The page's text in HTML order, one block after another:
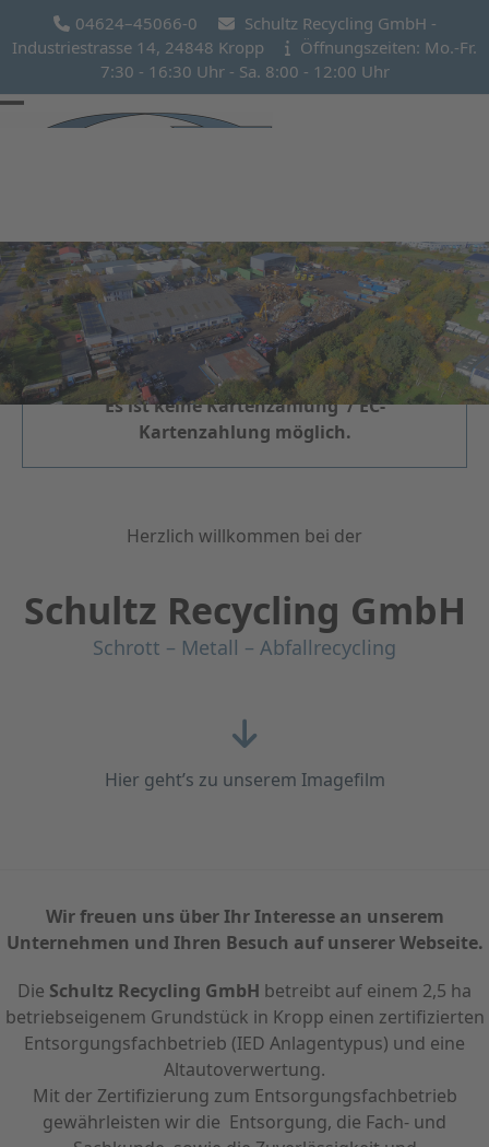
to
04624–45066-0
Schultz Recycling GmbH -
Industriestrasse 14, 24848 Kropp
Öffnungszeiten: Mo.-Fr.
7:30 - 16:30 Uhr - Sa. 8:00 - 12:00 Uhr
Open
Close
Wichtiger Hinweis
Es ist keine Kartenzahlung / EC-
Kartenzahlung möglich.
Herzlich willkommen bei der
Schultz Recycling GmbH
Schrott – Metall – Abfallrecycling
Hier geht’s zu unserem Imagefilm
Wir freuen uns über Ihr Interesse an unserem
Unternehmen und Ihren Besuch auf unserer Webseite.
Die Schultz Recycling GmbH betreibt auf einem 2,5 ha
betriebseigenem Grundstück in Kropp einen zertifizierten
Entsorgungsfachbetrieb (IED Anlagentypus) und eine
Altautoverwertung.
Mit der Zertifizierung zum Entsorgungsfachbetrieb
gewährleisten wir die Entsorgung, die Fach- und